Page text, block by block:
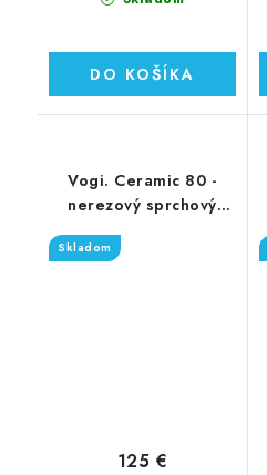
DO KOŠÍKA
Vogi. Ceramic 80 -
nerezový sprchový
žľab 80 cm (RD80set)
Skladom
125 €